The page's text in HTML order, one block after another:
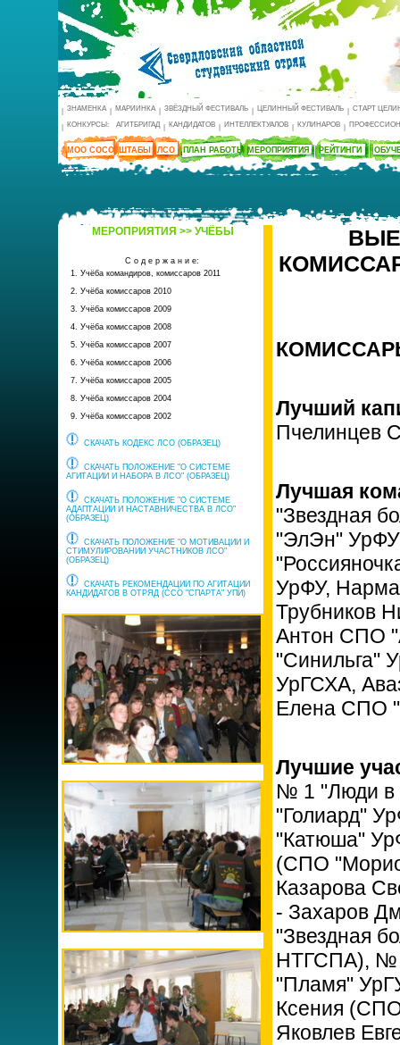
ЗНАМЕНКА МАРИИНКА ЗВЁЗДНЫЙ ФЕСТИВАЛЬ ЦЕЛИННЫЙ ФЕСТИВАЛЬ СТАРТ
КОНКУРСЫ: АГИТБРИГАД КАНДИДАТОВ ИНТЕЛЛЕКТУАЛОВ КУЛИНАРОВ
МОО СОСО ШТАБЫ ЛСО ПЛАН РАБОТЫ МЕРОПРИЯТИЯ РЕЙТИНГИ
МЕРОПРИЯТИЯ >> УЧЁБЫ
С о д е р ж а н и е:
1. Учёба командиров, комиссаров 2011
2. Учёба комиссаров 2010
3. Учёба комиссаров 2009
4. Учёба комиссаров 2008
5. Учёба комиссаров 2007
6. Учёба комиссаров 2006
7. Учёба комиссаров 2005
8. Учёба комиссаров 2004
9. Учёба комиссаров 2002
СКАЧАТЬ КОДЕКС ЛСО (ОБРАЗЕЦ)
СКАЧАТЬ ПОЛОЖЕНИЕ "О СИСТЕМЕ
АГИТАЦИИ И НАБОРА В ЛСО" (ОБРАЗЕЦ)
СКАЧАТЬ ПОЛОЖЕНИЕ "О СИСТЕМЕ
АДАПТАЦИИ И НАСТАВНИЧЕСТВА В ЛСО"
(ОБРАЗЕЦ)
СКАЧАТЬ ПОЛОЖЕНИЕ "О МОТИВАЦИИ И
СТИМУЛИРОВАНИИ УЧАСТНИКОВ ЛСО"
(ОБРАЗЕЦ)
СКАЧАТЬ РЕКОМЕНДАЦИИ ПО АГИТАЦИИ
КАНДИДАТОВ В ОТРЯД (ССО "СПАРТА" УПИ)
Лучший
Пчелинцев
Лучшая
"Звездная
"ЭлЭн"
УрФУ,
Трубников
Антон СПО
"Синильга"
УрГСХА,
Елена СПО
Лучшие
№ 1 "Люди в
"Голиард"
"Катюша"
(СПО
Казарова
- Захаров
"Звездная
НТГСПА), №
"Пламя"
Ксения
Яковлев